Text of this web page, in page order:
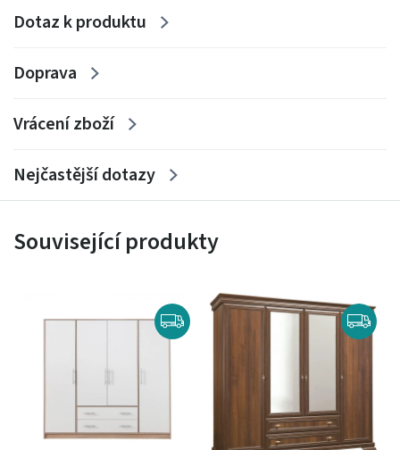
Dotaz k produktu
Doprava
Vrácení zboží
Nejčastější dotazy
Související produkty